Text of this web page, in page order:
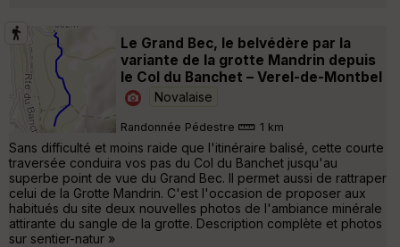
Le Grand Bec, le belvédère par la
variante de la grotte Mandrin depuis
le Col du Banchet – Verel-de-Montbel
Novalaise
Randonnée Pédestre 1 km
Sans difficulté et moins raide que l'itinéraire balisé, cette courte
traversée conduira vos pas du Col du Banchet jusqu'au
superbe point de vue du Grand Bec. Il permet aussi de rattraper
celui de la Grotte Mandrin. C'est l'occasion de proposer aux
habitués du site deux nouvelles photos de l'ambiance minérale
attirante du sangle de la grotte. Description complète et photos
sur sentier-natur »